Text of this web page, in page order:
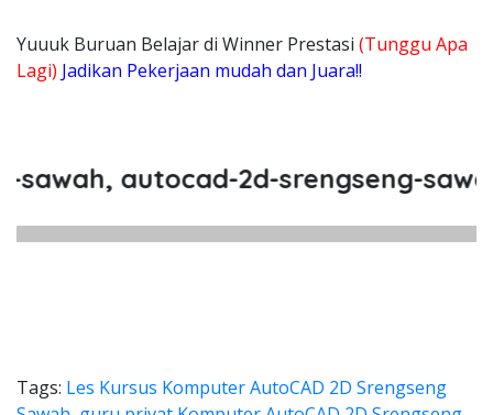
Yuuuk Buruan Belajar di Winner Prestasi (Tunggu Apa
Lagi) Jadikan Pekerjaan mudah dan Juara!!
autocad-2d-srengseng-sawah,
Tags: Les Kursus Komputer AutoCAD 2D Srengseng